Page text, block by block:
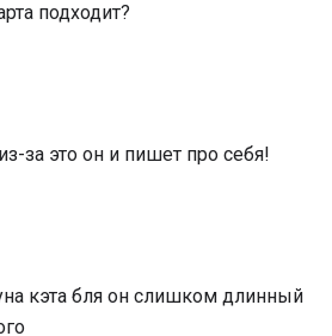
подходит?
за это он и пишет про себя!
кэта бля он слишком длинный